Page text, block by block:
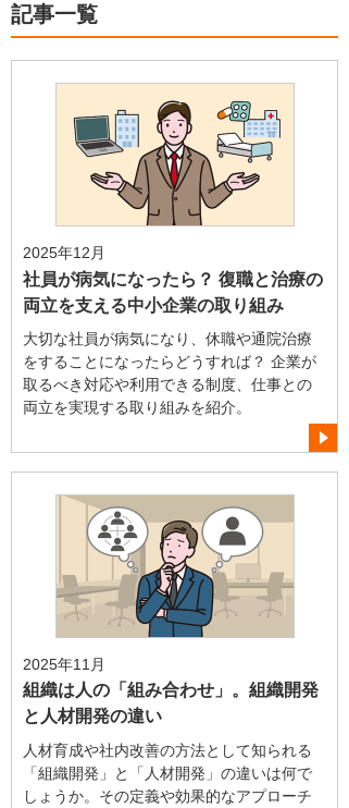
記事一覧
2025年12月
社員が病気になったら？ 復職と治療の
両立を支える中小企業の取り組み
大切な社員が病気になり、休職や通院治療
をすることになったらどうすれば？ 企業が
取るべき対応や利用できる制度、仕事との
両立を実現する取り組みを紹介。
2025年11月
組織は人の「組み合わせ」。組織開発
と人材開発の違い
人材育成や社内改善の方法として知られる
「組織開発」と「人材開発」の違いは何で
しょうか。その定義や効果的なアプローチ